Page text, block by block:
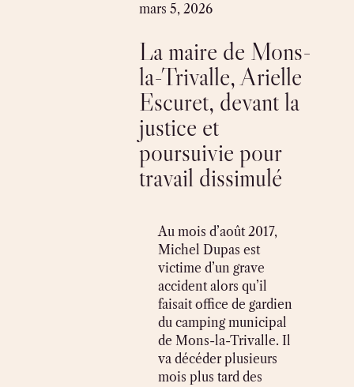
mars 5, 2026
La maire de Mons-
la-Trivalle, Arielle
Escuret, devant la
justice et
poursuivie pour
travail dissimulé
Au mois d’août 2017,
Michel Dupas est
victime d’un grave
accident alors qu’il
faisait office de gardien
du camping municipal
de Mons-la-Trivalle. Il
va décéder plusieurs
mois plus tard des